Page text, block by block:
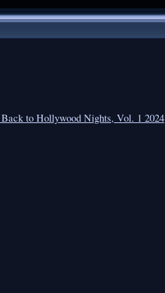
to Hollywood Nights, Vol. 1 2024